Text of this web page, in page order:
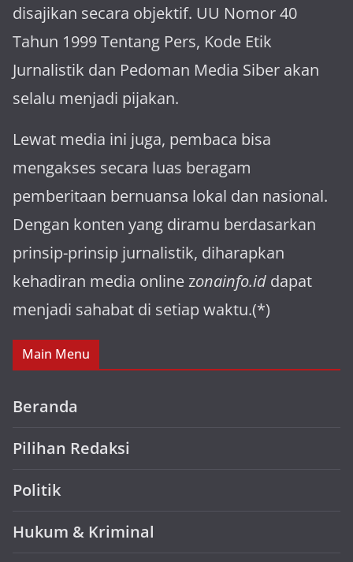
disajikan secara objektif. UU Nomor 40
Tahun 1999 Tentang Pers, Kode Etik
Jurnalistik dan Pedoman Media Siber akan
selalu menjadi pijakan.
Lewat media ini juga, pembaca bisa
mengakses secara luas beragam
pemberitaan bernuansa lokal dan nasional.
Dengan konten yang diramu berdasarkan
prinsip-prinsip jurnalistik, diharapkan
kehadiran media online zonainfo.id dapat
menjadi sahabat di setiap waktu.(*)
Main Menu
Beranda
Pilihan Redaksi
Politik
Hukum & Kriminal